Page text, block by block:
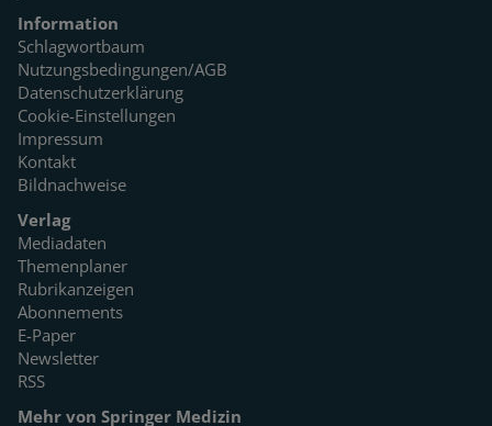
Information
Schlagwortbaum
Nutzungsbedingungen/AGB
Datenschutzerklärung
Cookie-Einstellungen
Impressum
Kontakt
Bildnachweise
Verlag
Mediadaten
Themenplaner
Rubrikanzeigen
Abonnements
E-Paper
Newsletter
RSS
Mehr von Springer Medizin